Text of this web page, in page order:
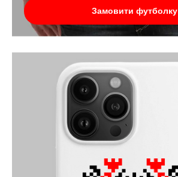
Замовити футболку